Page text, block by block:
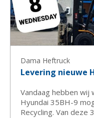
Dama Heftruck
Levering nieuwe
Vandaag hebben wij
Hyundai 35BH-9
Recycling. Van deze